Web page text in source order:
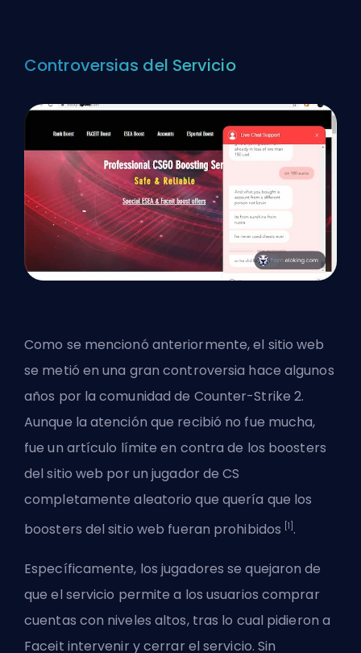
Controversias del Servicio
Como se mencionó anteriormente, el sitio web
se metió en una gran controversia hace algunos
años por la comunidad de Counter-Strike 2.
Aunque la atención que recibió no fue mucha,
fue un artículo límite en contra de los boosters
del sitio web por un jugador de CS
completamente aleatorio que quería que los
boosters del sitio web fueran prohibidos [1] .
Específicamente, los jugadores se quejaron de
que el servicio permite a los usuarios comprar
cuentas con niveles altos, tras lo cual pidieron a
Faceit intervenir y cerrar el servicio. Sin